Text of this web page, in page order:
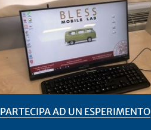
PARTECIPA AD UN ESPERIMENTO